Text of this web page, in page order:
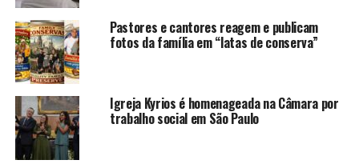
Pastores e cantores reagem e publicam
fotos da família em “latas de conserva”
Igreja Kyrios é homenageada na Câmara por
trabalho social em São Paulo